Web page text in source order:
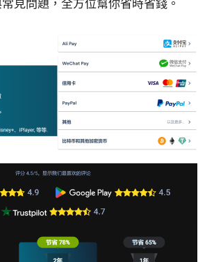
見問題，全方位幫你省時省錢。